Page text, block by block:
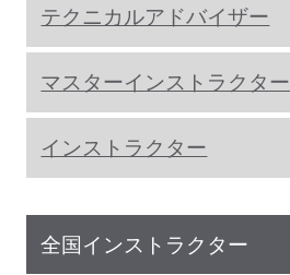
テクニカルアドバイザー
マスターインストラクター
インストラクター
全国インストラクター